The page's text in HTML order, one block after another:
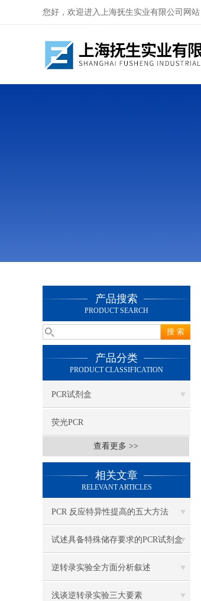
您好，欢迎进入上海抚生实业有限公司网站
产品搜索
PRODUCT SEARCH
产品分类
PRODUCT CLASSIFICATION
PCR试剂盒
荧光PCR
查看更多 >>
相关文章
RELEVANT ARTICLES
PCR 反应特异性提高的五大方法
试述具备特殊储存要求的PCR试剂盒
类别
逆转录实验全方面分析叙述
浅谈逆转录实验三大要素